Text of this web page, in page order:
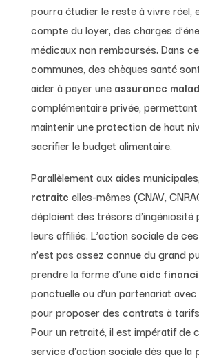
pourra étudier le reste à vivre réel,
compte du loyer, des charges
médicaux non remboursés. Dans
communes, des chèques santé
aider à payer une assurance
complémentaire privée,
maintenir une protection de haut
sacrifier le budget alimentaire.
Parallèlement aux aides
retraite elles-mêmes (CNAV,
déploient des trésors d’ingéniosité
leurs affiliés. L’action sociale de
n’est pas assez connue du grand
prendre la forme d’une aide
ponctuelle ou d’un partenariat
pour proposer des contrats à
Pour un retraité, il est impératif de
service d’action sociale dès que la